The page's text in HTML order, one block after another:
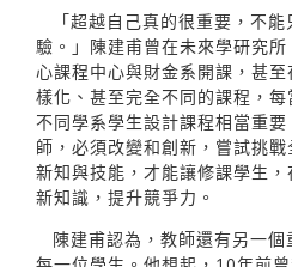
「超越自己真的很重要，不
驗。」陳建甫曾在未來學研究
心課程中心與財金系開課，甚
樣化、甚至完全不同的課程，
不同學系學生設計課程相當重
師，必須改變和創新，嘗試挑
新知與技能，才能讓修課學生
新知識，提升競爭力。
陳建甫認為，教師還有另一